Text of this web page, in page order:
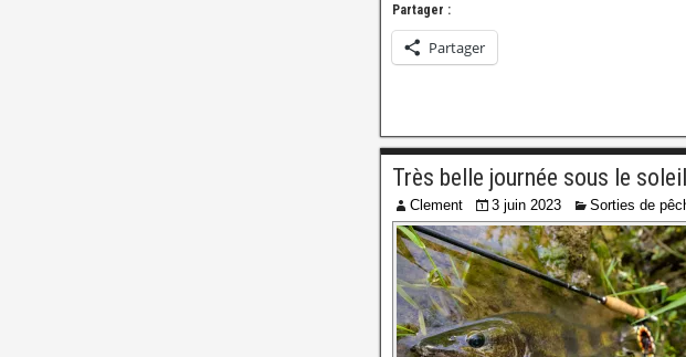
Partager :
Partager
Très belle journée sous le soleil
Clement 3 juin 2023 Sorties de